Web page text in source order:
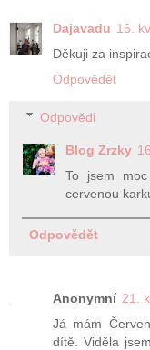
Dajavadu 16.
Děkuji za
Odpovědět
Odpovědi
Blog Zrzky
To jsem
cervenou
Odpovědět
Anonymní 21.
Já mám
dítě. Viděla